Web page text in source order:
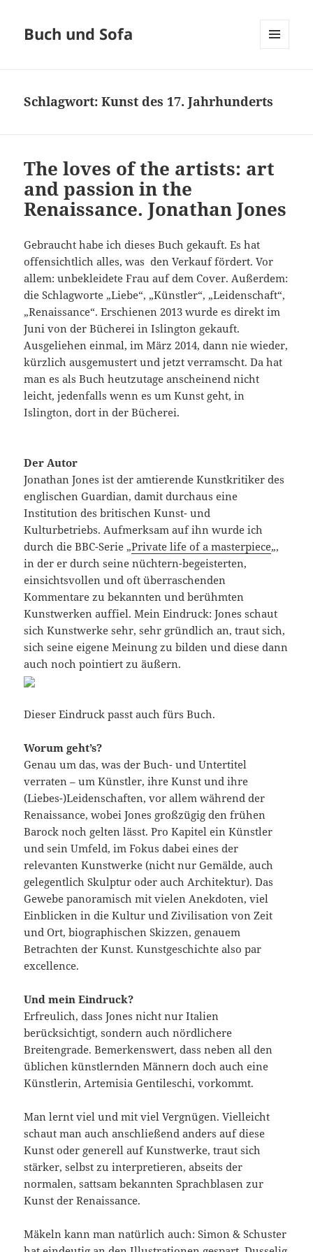
Buch und Sofa
Schlagwort:Kunst des 17. Jahrhunderts
The loves of the artists: art
and passion in the
Renaissance. Jonathan Jones
Gebraucht habe ich dieses Buch gekauft. Es hat
offensichtlich alles, was den Verkauf fördert. Vor
allem: unbekleidete Frau auf dem Cover. Außerdem:
die Schlagworte „Liebe“, „Künstler“, „Leidenschaft“,
„Renaissance“. Erschienen 2013 wurde es direkt im
Juni von der Bücherei in Islington gekauft.
Ausgeliehen einmal, im März 2014, dann nie wieder,
kürzlich ausgemustert und jetzt verramscht. Da hat
man es als Buch heutzutage anscheinend nicht
leicht, jedenfalls wenn es um Kunst geht, in
Islington, dort in der Bücherei.
Der Autor
Jonathan Jones ist der amtierende Kunstkritiker des
englischen Guardian, damit durchaus eine
Institution des britischen Kunst- und
Kulturbetriebs. Aufmerksam auf ihn wurde ich
durch die BBC-Serie „Private life of a masterpiece„,
in der er durch seine nüchtern-begeisterten,
einsichtsvollen und oft überraschenden
Kommentare zu bekannten und berühmten
Kunstwerken auffiel. Mein Eindruck: Jones schaut
sich Kunstwerke sehr, sehr gründlich an, traut sich,
sich seine eigene Meinung zu bilden und diese dann
auch noch pointiert zu äußern.
Dieser Eindruck passt auch fürs Buch.
Worum geht’s?
Genau um das, was der Buch- und Untertitel
verraten – um Künstler, ihre Kunst und ihre
(Liebes-)Leidenschaften, vor allem während der
Renaissance, wobei Jones großzügig den frühen
Barock noch gelten lässt. Pro Kapitel ein Künstler
und sein Umfeld, im Fokus dabei eines der
relevanten Kunstwerke (nicht nur Gemälde, auch
gelegentlich Skulptur oder auch Architektur). Das
Gewebe panoramisch mit vielen Anekdoten, viel
Einblicken in die Kultur und Zivilisation von Zeit
und Ort, biographischen Skizzen, genauem
Betrachten der Kunst. Kunstgeschichte also par
excellence.
Und mein Eindruck?
Erfreulich, dass Jones nicht nur Italien
berücksichtigt, sondern auch nördlichere
Breitengrade. Bemerkenswert, dass neben all den
üblichen künstlernden Männern doch auch eine
Künstlerin, Artemisia Gentileschi, vorkommt.
Man lernt viel und mit viel Vergnügen. Vielleicht
schaut man auch anschließend anders auf diese
Kunst oder generell auf Kunstwerke, traut sich
stärker, selbst zu interpretieren, abseits der
normalen, sattsam bekannten Sprachblasen zur
Kunst der Renaissance.
Mäkeln kann man natürlich auch: Simon & Schuster